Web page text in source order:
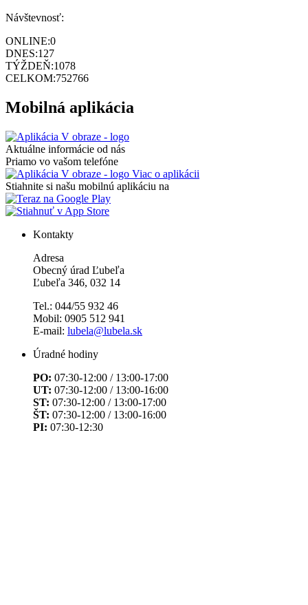
Návštevnosť:
ONLINE:0
DNES:127
TÝŽDEŇ:1078
CELKOM:752766
Mobilná aplikácia
Aktuálne informácie od nás
Priamo vo vašom telefóne
Viac o aplikácii
Stiahnite si našu mobilnú aplikáciu na
Kontakty
Adresa
Obecný úrad Ľubeľa
Ľubeľa 346, 032 14
Tel.: 044/55 932 46
Mobil: 0905 512 941
E-mail: lubela@lubela.sk
Úradné hodiny
PO: 07:30-12:00 / 13:00-17:00
UT: 07:30-12:00 / 13:00-16:00
ST: 07:30-12:00 / 13:00-17:00
ŠT: 07:30-12:00 / 13:00-16:00
PI: 07:30-12:30